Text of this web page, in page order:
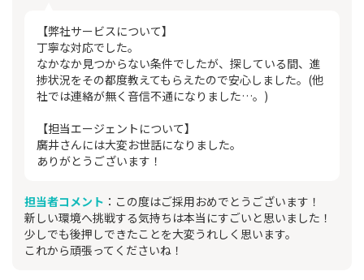
【弊社サービスについて】
丁寧な対応でした。
なかなか見つからない条件でしたが、探している間、進
捗状況をその都度教えてもらえたので安心しました。(他
社では連絡が無く音信不通になりました…。)
【担当エージェントについて】
廣井さんには大変お世話になりました。
ありがとうございます！
担当者コメント ：この度はご採用おめでとうございます！
新しい環境へ挑戦する気持ちは本当にすごいと思いました！
少しでも後押しできたことを大変うれしく思います。
これから頑張ってくださいね！